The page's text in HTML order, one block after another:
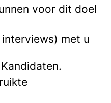
voor dit doel
met u